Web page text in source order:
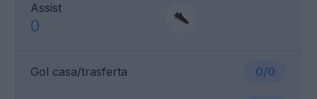
Assist
0
Gol casa/trasferta 0/0